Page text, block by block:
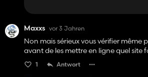
Maxxs vor 3 Jahren
Non mais sérieux vous vérifier même
avant de les mettre en ligne quel site
1 Antwort